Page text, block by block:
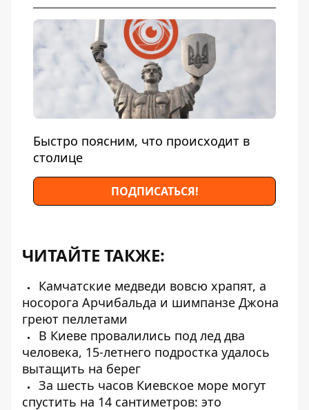
Быстро поясним, что происходит в
столице
ПОДПИСАТЬСЯ!
ЧИТАЙТЕ ТАКЖЕ:
Камчатские медведи вовсю храпят, а
носорога Арчибальда и шимпанзе Джона
греют пеллетами
В Киеве провалились под лед два
человека, 15-летнего подростка удалось
вытащить на берег
За шесть часов Киевское море могут
спустить на 14 сантиметров: это